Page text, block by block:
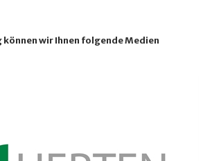
können wir Ihnen folgende Medien